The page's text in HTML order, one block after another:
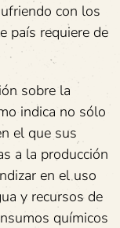
con los
país requiere de
sobre la
indica no sólo
el que sus
a la producción
en el uso
y recursos de
químicos